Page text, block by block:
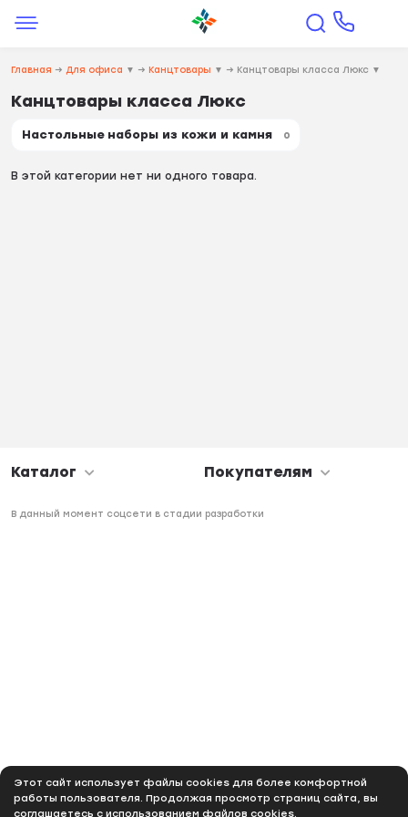
Этот сайт использует файлы cookies для более комфортной
работы пользователя. Продолжая просмотр страниц сайта, вы
соглашаетесь с использованием файлов cookies.
Главная → Для офиса ▼ → Канцтовары ▼ → Канцтовары класса Люкс ▼
Канцтовары класса Люкс
Настольные наборы из кожи и камня 0
В этой категории нет ни одного товара.
Каталог Покупателям
В данный момент соцсети в стадии разработки